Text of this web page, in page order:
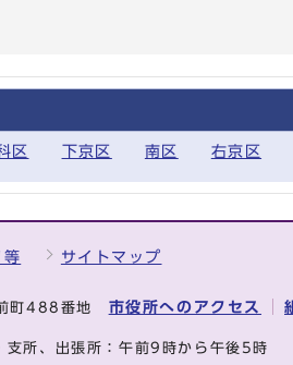
区 下京区 南区 右京区
等 サイトマップ
町488番地 市役所へのアクセス
支所、出張所：午前9時から午後5時